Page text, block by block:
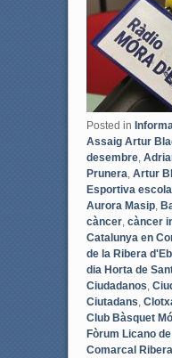
Posted in
Assaig Artur
desembre,
Prunera, Artur
Esportiva
Aurora Masip,
càncer, càncer
Catalunya en
de la Ribera
dia Horta de
Ciudadanos,
Ciutadans,
Club Bàsquet
Fòrum Licano de
Comarcal